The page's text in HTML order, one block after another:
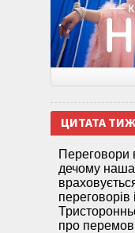
ЦИТАТА
Переговори
дечому
переговорів
про